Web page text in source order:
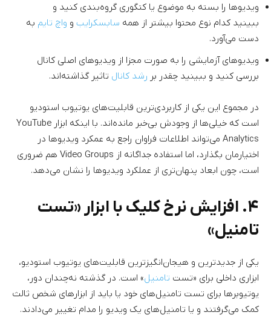
ویدیوها را بسته به موضوع یا کتگوری گروه‌بندی کنید و
ببینید کدام نوع محتوا بیشتر از همه سابسکرایب و واچ تایم به
دست می‌آورد.
ویدیوهای آزمایشی را به صورت مجزا از ویدیوهای اصلی کانال
بررسی کنید و ببینید چقدر بر رشد کانال تاثیر گذاشته‌اند.
در مجموع این یکی از کاربردی‌ترین قابلیت‌های یوتیوب استودیو
است که خیلی‌ها از وجودش بی‌خبر مانده‌اند. با اینکه ابزار YouTube
Analytics می‌تواند اطلاعات فراوان راجع به عمکرد ویدیوها در
اختیارمان بگذارد، اما استفاده جداگانه از Video Groups هم ضروری
است، چون ابعاد پنهان‌تری از عملکرد ویدیوها را نشان می‌دهد.
۴. افزایش نرخ کلیک با ابزار «تست
تامنیل»
یکی از جدیدترین و هیجان‌انگیزترین قابلیت‌های یوتیوب استودیو،
ابزاری داخلی برای «تست تامنیل» است. در گذشته نه‌چندان دور،
یوتیوبرها برای تست تامنیل‌های خود یا باید از ابزارهای شخص ثالث
کمک می‌گرفتند و یا تامنیل‌های یک ویدیو را مدام تغییر می‌دادند.